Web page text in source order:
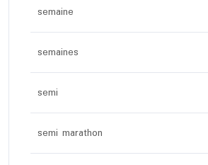
semaine
semaines
semi
semi marathon